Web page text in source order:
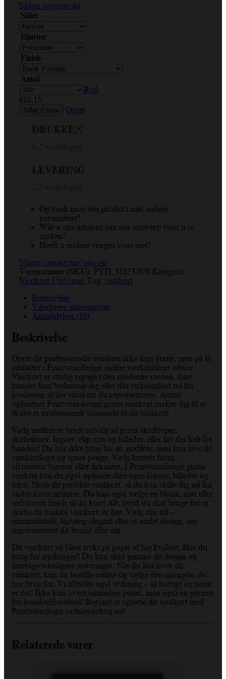
Sådan opretter du
Sider
Hjørner
Finish
Antal
Ryd
€18.15
Tilføj til kurv Opret
Op zoek naar een product met andere
parameters?
Wilt u ons inhuren om een ontwerp voor u te
maken?
Heeft u andere vragen voor ons?
Neem contact met ons op
Varenummer (SKU): PYD_18173-078 Kategori:
Visitkort 85x55mm Tag: visitkort
Beskrivelse
Yderligere information
Anmeldelser (10)
Beskrivelse
Opret dit professionelle visitkort ikke kun gratis, men på få
minutter i Printyourdesign online værktøjskort editor.
Visitkort er stadig vigtige i den moderne verden, dine
kunder kan bedømme dig eller din virksomhed ud fra
kvaliteten af det visitkort du repræsenterer, derfor
opfordrer Printyourdesign gratis visitkort maker dig til at
skabe et professionelt udseende til dit visitkort.
Vælg mellem et bredt udvalg af gratis skrifttyper,
skabeloner, logoer, clip arts og billeder, eller lav det helt fra
bunden! Du har ikke brug for en grafiker, men kan lave dit
visitkortlogo og spare penge. Vælg kortets form –
afrundede hjørner eller firkantet. I Printyourdesign gratis
værktøj kan du også uploade dine egne logoer, billeder og
tekst. Skab dit perfekte visitkort, så du kan skille dig ud fra
andre konkurrenter. Du kan også vælge en blank, mat eller
soft-touch finish til dit kort! Alt, hvad du skal bruge for at
skabe dit unikke visitkort, er her. Vælg din stil –
minimalistisk, farverig elegant eller et andet design, der
repræsenterer dit brand eller dig.
Dit visitkort vil blive trykt på papir af høj kvalitet. Har du
brug for ændringer? Du kan altid gemme dit design og
foretage yderligere justeringer. Når du har lavet dit
visitkort, kan du bestille online og vælge den mængde, du
har brug for. Vi tilbyder også trykning – så hurtigt og nemt
er det! Ikke kun overkommelige priser, men også en garanti
for kundetilfredshed! Begynd at oprette dit visitkort med
Printyourdeign onlineværktøj nu!
Relaterede varer